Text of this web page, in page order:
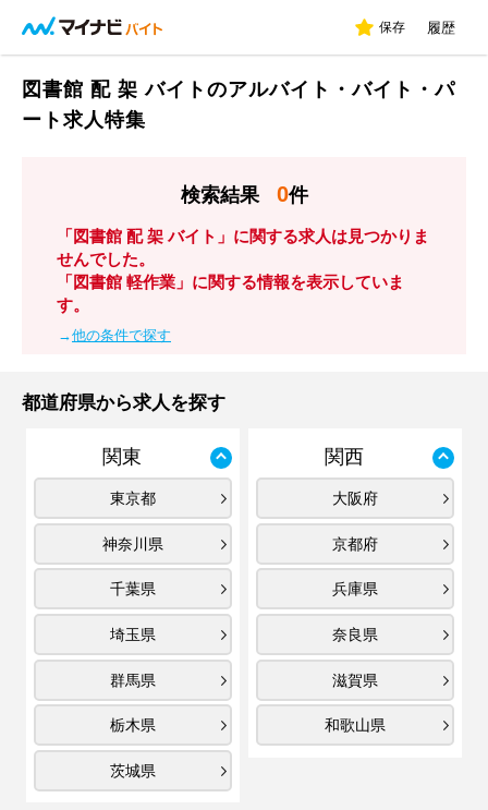
保存 履歴
図書館 配 架 バイトのアルバイト・バイト・パ
ート求人特集
検索結果 0件
「図書館 配 架 バイト」に関する求人は見つかりま
せんでした。
「図書館 軽作業」に関する情報を表示していま
す。
→他の条件で探す
都道府県から求人を探す
関東
東京都
神奈川県
千葉県
埼玉県
群馬県
栃木県
茨城県
関西
大阪府
京都府
兵庫県
奈良県
滋賀県
和歌山県